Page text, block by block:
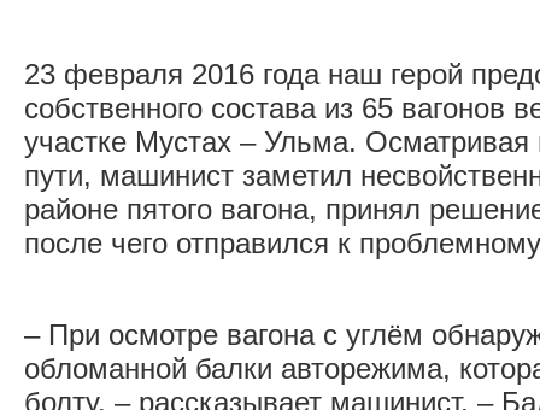
23 февраля 2016 года наш герой
собственного состава из 65 вагонов
участке Мустах – Ульма. Осматривая
пути, машинист заметил
районе пятого вагона, принял
после чего отправился к
– При осмотре вагона с углём
обломанной балки авторежима,
болту, – рассказывает машинист. –